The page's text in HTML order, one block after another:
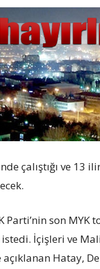
çalıştığı ve 13
son MYK
İçişleri ve
açıklanan Hatay,